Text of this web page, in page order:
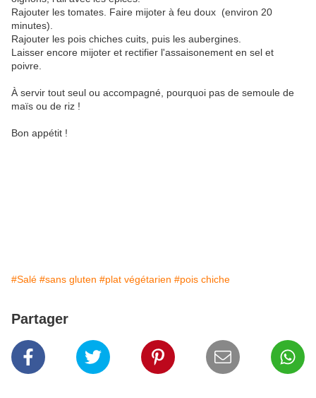
Rajouter les tomates. Faire mijoter à feu doux (environ 20
minutes).
Rajouter les pois chiches cuits, puis les aubergines.
Laisser encore mijoter et rectifier l'assaisonement en sel et
poivre.
À servir tout seul ou accompagné, pourquoi pas de semoule de
maïs ou de riz !
Bon appétit !
#Salé #sans gluten #plat végétarien #pois chiche
Partager